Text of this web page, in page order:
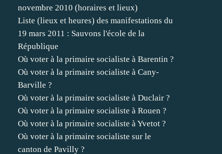
novembre 2010 (horaires et lieux)
Liste (lieux et heures) des manifestations du
19 mars 2011 : Sauvons l'école de la
République
Où voter à la primaire socialiste à Barentin ?
Où voter à la primaire socialiste à Cany-
Barville ?
Où voter à la primaire socialiste à Duclair ?
Où voter à la primaire socialiste à Rouen ?
Où voter à la primaire socialiste à Yvetot ?
Où voter à la primaire socialiste sur le
canton de Pavilly ?